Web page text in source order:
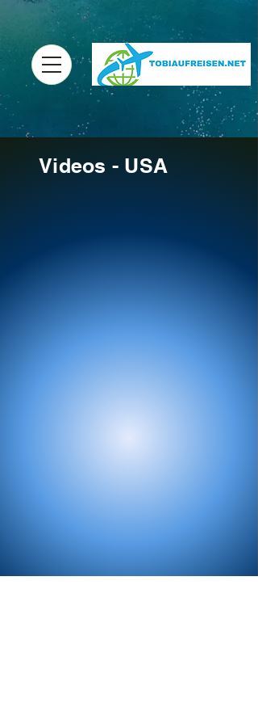
Videos - USA